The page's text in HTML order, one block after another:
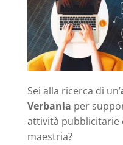
Sei alla ricerca di un’
Verbania per
attività pubblicitarie
maestria?